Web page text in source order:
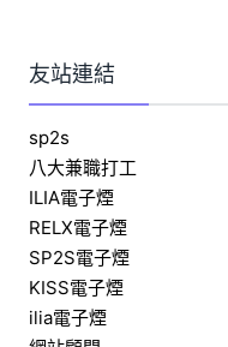
友站連結
sp2s
八大兼職打工
ILIA電子煙
RELX電子煙
SP2S電子煙
KISS電子煙
ilia電子煙